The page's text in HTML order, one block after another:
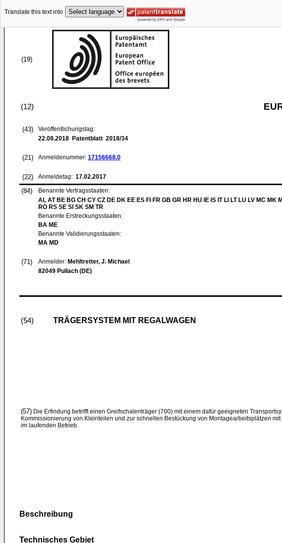
Translate this text into
(19)
(12)
(43)
Veröffentlichungstag:
22.08.2018 Patentblatt 2018/34
(21) Anmeldenummer: 17156668.0
(22) Anmeldetag: 17.02.2017
(84)
Benannte Vertragsstaaten:
AL AT BE BG CH CY CZ DE DK EE ES FI FR GB GR HR HU IE IS IT LI LT LU LV MC MK
RO RS SE SI SK SM TR
Benannte Erstreckungsstaaten:
BA ME
Benannte Validierungsstaaten:
MA MD
(71) Anmelder: Mehltretter, J. Michael
82049 Pullach (DE)
(54) TRÄGERSYSTEM MIT REGALWAGEN
(57) Die Erfindung betrifft einen Greifschalenträger (700) mit einem dafür geeigneten
Kommissionierung von Kleinteilen und zur schnellen Bestückung von Montagearbeitsplätzen mit
im laufenden Betrieb.
Beschreibung
Technisches Gebiet